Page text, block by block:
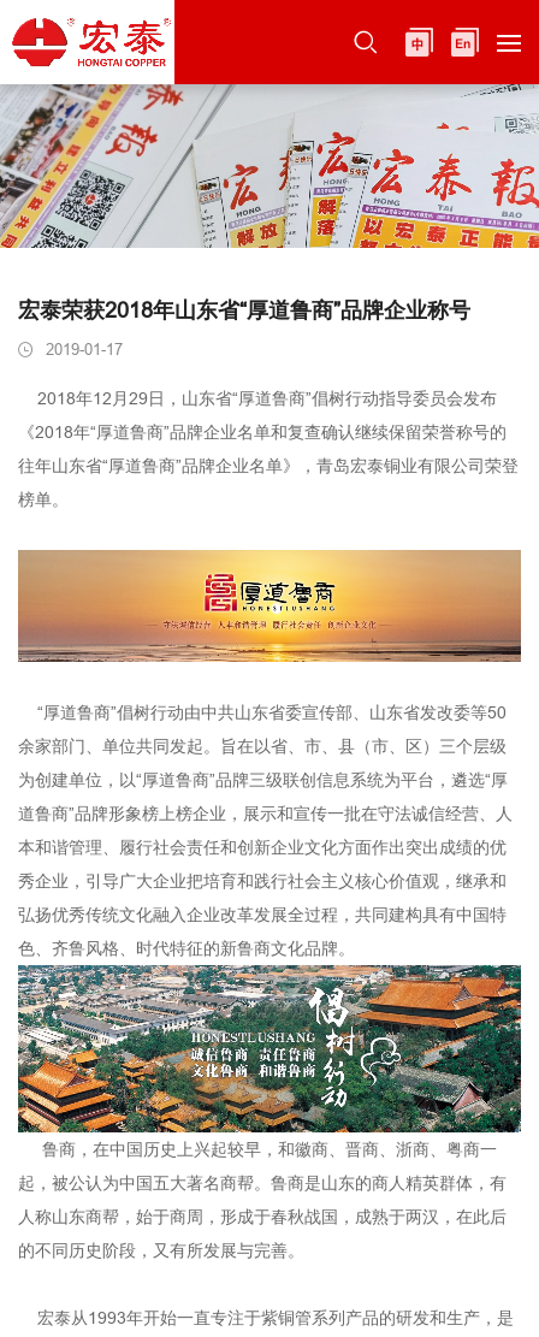
宏泰荣获2018年山东省“厚道鲁商”品牌企业称号
2019-01-17
2018年12月29日，山东省“厚道鲁商”倡树行动指导委员会发布
《2018年“厚道鲁商”品牌企业名单和复查确认继续保留荣誉称号的
往年山东省“厚道鲁商”品牌企业名单》，青岛宏泰铜业有限公司荣登
榜单。
“厚道鲁商”倡树行动由中共山东省委宣传部、山东省发改委等50
余家部门、单位共同发起。旨在以省、市、县（市、区）三个层级
为创建单位，以“厚道鲁商”品牌三级联创信息系统为平台，遴选“厚
道鲁商”品牌形象榜上榜企业，展示和宣传一批在守法诚信经营、人
本和谐管理、履行社会责任和创新企业文化方面作出突出成绩的优
秀企业，引导广大企业把培育和践行社会主义核心价值观，继承和
弘扬优秀传统文化融入企业改革发展全过程，共同建构具有中国特
色、齐鲁风格、时代特征的新鲁商文化品牌。
鲁商，在中国历史上兴起较早，和徽商、晋商、浙商、粤商一
起，被公认为中国五大著名商帮。鲁商是山东的商人精英群体，有
人称山东商帮，始于商周，形成于春秋战国，成熟于两汉，在此后
的不同历史阶段，又有所发展与完善。
宏泰从1993年开始一直专注于紫铜管系列产品的研发和生产，是